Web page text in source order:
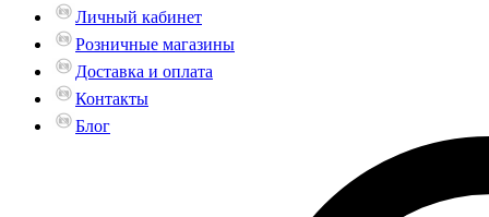
Личный кабинет
Розничные магазины
Доставка и оплата
Контакты
Блог